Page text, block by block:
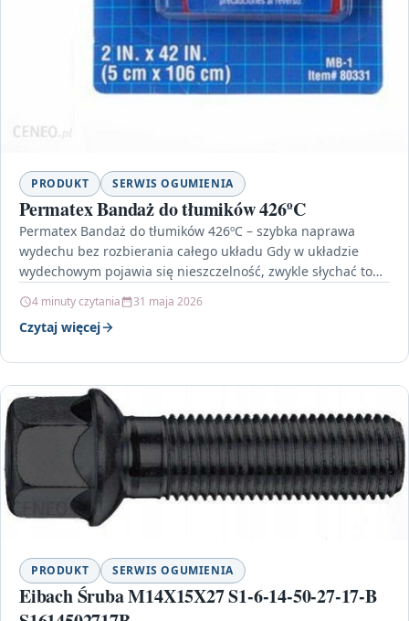
PRODUKT SERWIS OGUMIENIA
Permatex Bandaż do tłumików 426ºC
Permatex Bandaż do tłumików 426ºC – szybka naprawa
wydechu bez rozbierania całego układu Gdy w układzie
wydechowym pojawia się nieszczelność, zwykle słychać to
4 minuty czytania 31 maja 2026
Czytaj więcej
PRODUKT SERWIS OGUMIENIA
Eibach Śruba M14X15X27 S1-6-14-50-27-17-B